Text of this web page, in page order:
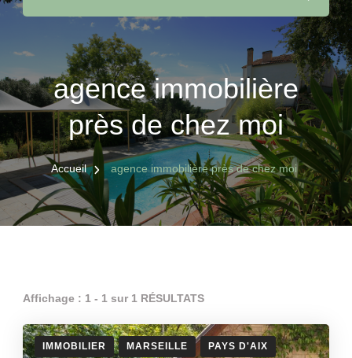
agence immobilière
près de chez moi
Accueil agence immobilière près de chez moi
Affichage : 1 - 1 sur 1 RÉSULTATS
IMMOBILIER MARSEILLE PAYS D'AIX